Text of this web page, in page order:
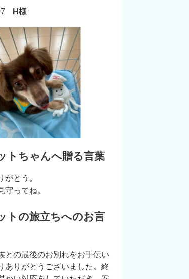
H様
トちゃんへ贈る言葉
がとう。
守ってね。
トの旅立ちへのお言
との最後のお別れをお手伝い
ありがとうございました。終